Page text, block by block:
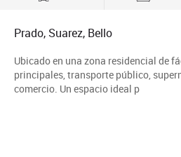
Prado, Suarez, Bello
Ubicado en una zona residencial de
principales, transporte público,
comercio. Un espacio ideal p